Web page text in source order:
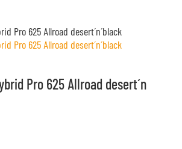
Pro 625 Allroad desert´n